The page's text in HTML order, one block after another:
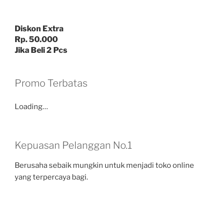
Diskon Extra
Rp. 50.000
Jika Beli 2 Pcs
Promo Terbatas
Loading…
Kepuasan Pelanggan No.1
Berusaha sebaik mungkin untuk menjadi toko online
yang terpercaya bagi.